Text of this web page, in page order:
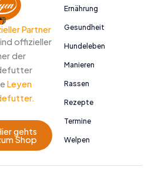
Partner
offizieller
der
Leyen
gehts
Shop
Ernährung
Gesundheit
Hundeleben
Manieren
Rassen
Rezepte
Termine
Welpen